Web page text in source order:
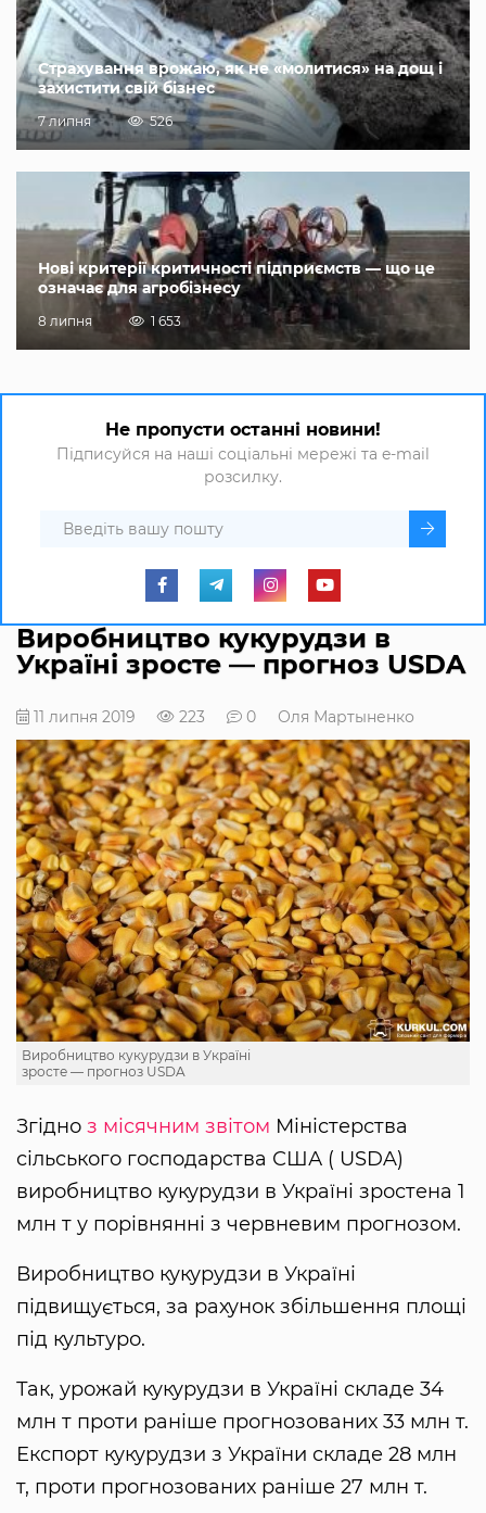
Страхування врожаю, як не «молитися» на дощ і
захистити свій бізнес
7 липня 526
Нові критерії критичності підприємств — що це
означає для агробізнесу
8 липня 1 653
Не пропусти останні новини!
Підписуйся на наші соціальні мережі та e-mail
розсилку.
Виробництво кукурудзи в
Україні зросте — прогноз USDA
11 липня 2019 223 0 Оля Мартыненко
Виробництво кукурудзи в Україні
зросте — прогноз USDA
Згідно з місячним звітом Міністерства
сільського господарства США ( USDA)
виробництво кукурудзи в Україні зростена 1
млн т у порівнянні з червневим прогнозом.
Виробництво кукурудзи в Україні
підвищується, за рахунок збільшення площі
під культуро.
Так, урожай кукурудзи в Україні складе 34
млн т проти раніше прогнозованих 33 млн т.
Експорт кукурудзи з України складе 28 млн
т, проти прогнозованих раніше 27 млн т.